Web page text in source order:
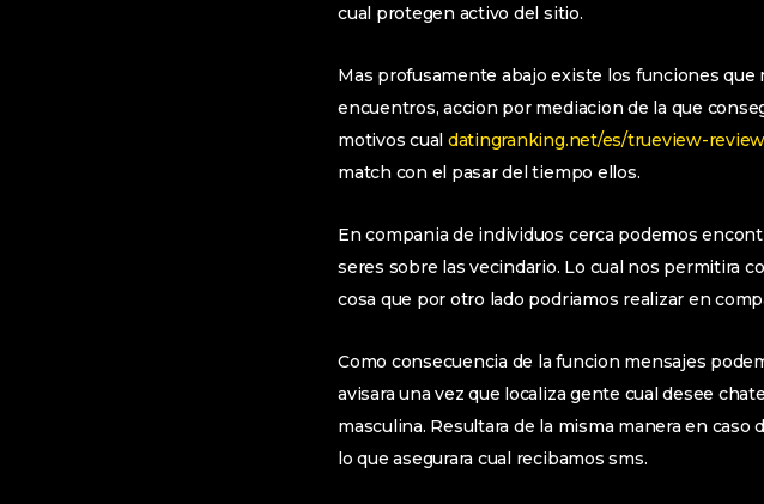
cual protegen activo del sitio.
Mas profusamente abajo existe los funciones
encuentros, accion por mediacion de la que
motivos cual datingranking.net/es/trueview-
match con el pasar del tiempo ellos.
En compania de individuos cerca podemos
seres sobre las vecindario. Lo cual nos permitira
cosa que por otro lado podri­amos realizar en
Como consecuencia de la funcion mensajes
avisara una vez que localiza gente cual desee
masculina. Resultara de la misma manera en caso
lo que asegurara cual recibamos sms.